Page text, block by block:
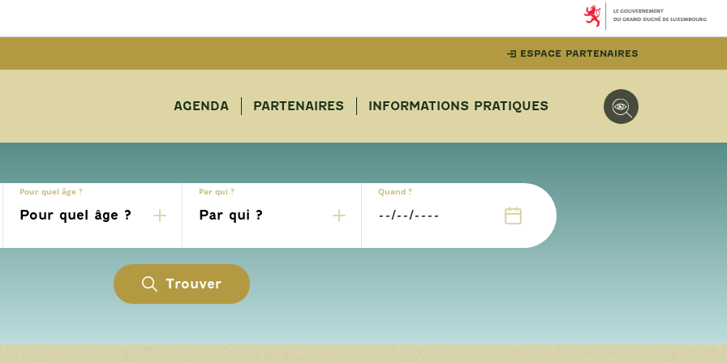
ESPACE PARTENAIRES
AGENDA PARTENAIRES INFORMATIONS PRATIQUES
Pour quel âge ? Par qui ? Quand ?
Trouver